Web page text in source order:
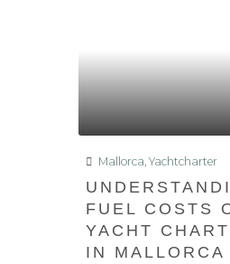
Mallorca, Yachtcharter
FUEL COSTS
YACHT
IN MALLORCA